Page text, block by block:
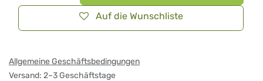
Auf die Wunschliste
Allgemeine Geschäftsbedingungen
Versand: 2–3 Geschäftstage